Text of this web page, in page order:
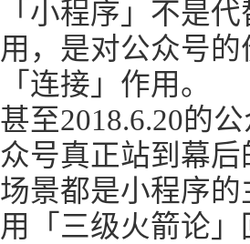
「小程序」不是
用，是对公众号
「连接」作用。
甚至2018.6.20的
众号真正站到幕
场景都是小程序的
用「三级火箭论